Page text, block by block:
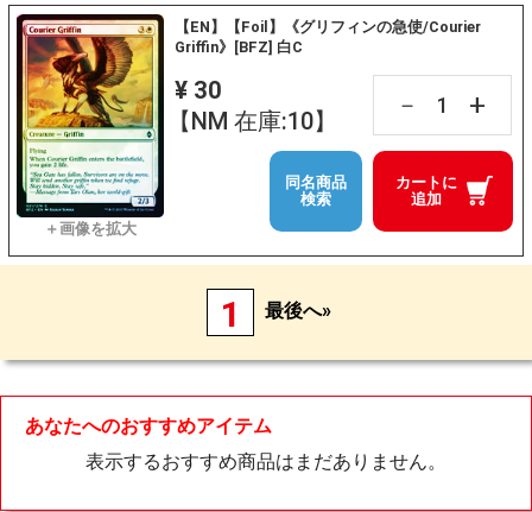
【EN】【Foil】《グリフィンの急使/Courier
Griffin》[BFZ] 白C
¥ 30
【NM 在庫:10】
－ +
カートに
追加
同名商品
検索
1 最後へ»
あなたへのおすすめアイテム
表示するおすすめ商品はまだありません。